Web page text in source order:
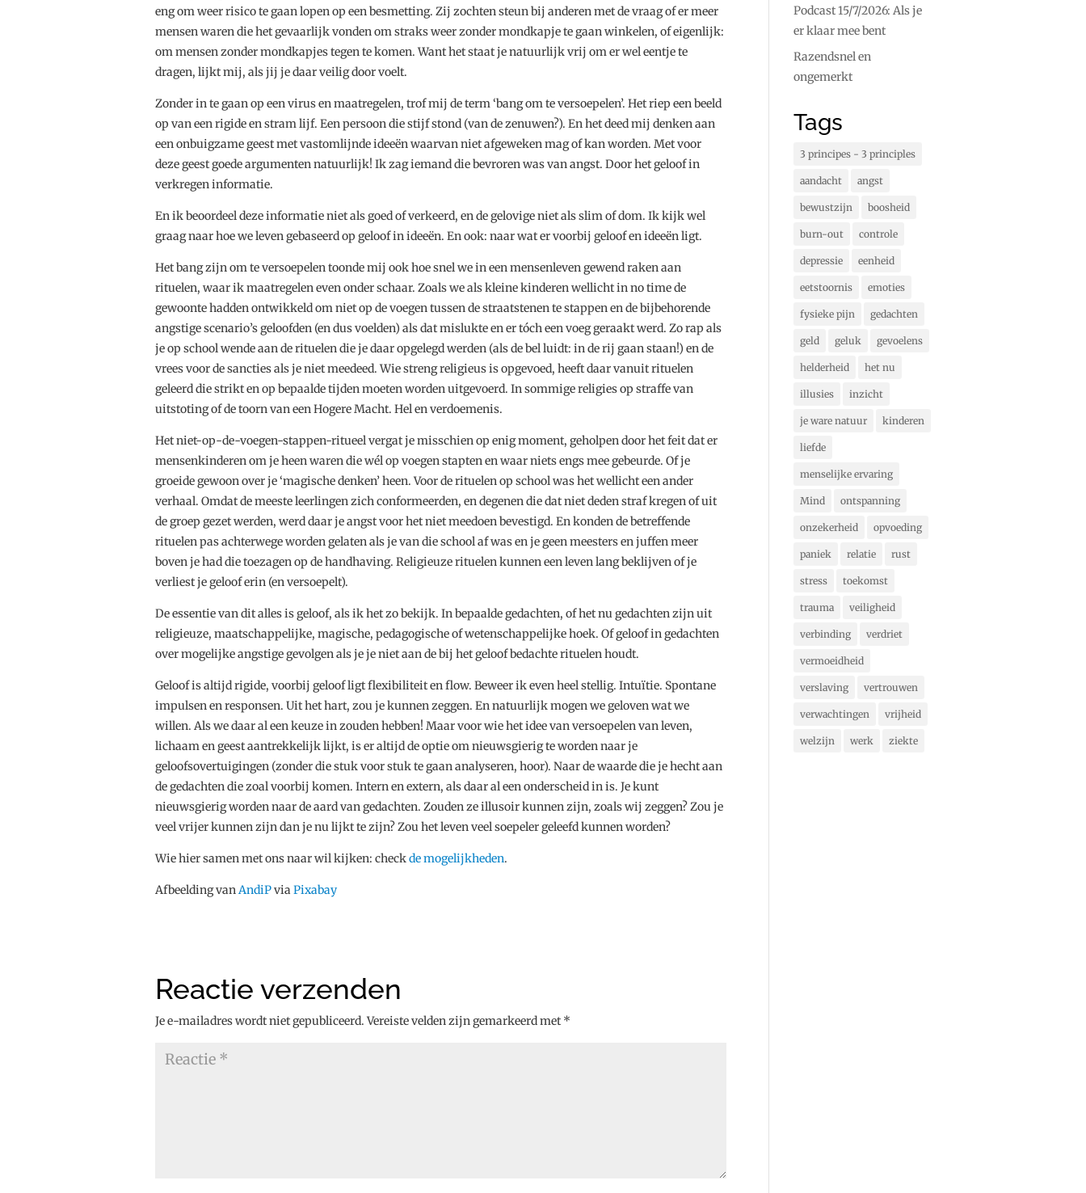
eng om weer risico te gaan lopen op een besmetting. Zij zochten steun bij anderen met de vraag of er meer
mensen waren die het gevaarlijk vonden om straks weer zonder mondkapje te gaan winkelen, of eigenlijk:
om mensen zonder mondkapjes tegen te komen. Want het staat je natuurlijk vrij om er wel eentje te
dragen, lijkt mij, als jij je daar veilig door voelt.
Zonder in te gaan op een virus en maatregelen, trof mij de term ‘bang om te versoepelen’. Het riep een beeld
op van een rigide en stram lijf. Een persoon die stijf stond (van de zenuwen?). En het deed mij denken aan
een onbuigzame geest met vastomlijnde ideeën waarvan niet afgeweken mag of kan worden. Met voor
deze geest goede argumenten natuurlijk! Ik zag iemand die bevroren was van angst. Door het geloof in
verkregen informatie.
En ik beoordeel deze informatie niet als goed of verkeerd, en de gelovige niet als slim of dom. Ik kijk wel
graag naar hoe we leven gebaseerd op geloof in ideeën. En ook: naar wat er voorbij geloof en ideeën ligt.
Het bang zijn om te versoepelen toonde mij ook hoe snel we in een mensenleven gewend raken aan
rituelen, waar ik maatregelen even onder schaar. Zoals we als kleine kinderen wellicht in no time de
gewoonte hadden ontwikkeld om niet op de voegen tussen de straatstenen te stappen en de bijbehorende
angstige scenario’s geloofden (en dus voelden) als dat mislukte en er tóch een voeg geraakt werd. Zo rap als
je op school wende aan de rituelen die je daar opgelegd werden (als de bel luidt: in de rij gaan staan!) en de
vrees voor de sancties als je niet meedeed. Wie streng religieus is opgevoed, heeft daar vanuit rituelen
geleerd die strikt en op bepaalde tijden moeten worden uitgevoerd. In sommige religies op straffe van
uitstoting of de toorn van een Hogere Macht. Hel en verdoemenis.
Het niet-op-de-voegen-stappen-ritueel vergat je misschien op enig moment, geholpen door het feit dat er
mensenkinderen om je heen waren die wél op voegen stapten en waar niets engs mee gebeurde. Of je
groeide gewoon over je ‘magische denken’ heen. Voor de rituelen op school was het wellicht een ander
verhaal. Omdat de meeste leerlingen zich conformeerden, en degenen die dat niet deden straf kregen of uit
de groep gezet werden, werd daar je angst voor het niet meedoen bevestigd. En konden de betreffende
rituelen pas achterwege worden gelaten als je van die school af was en je geen meesters en juffen meer
boven je had die toezagen op de handhaving. Religieuze rituelen kunnen een leven lang beklijven of je
verliest je geloof erin (en versoepelt).
De essentie van dit alles is geloof, als ik het zo bekijk. In bepaalde gedachten, of het nu gedachten zijn uit
religieuze, maatschappelijke, magische, pedagogische of wetenschappelijke hoek. Of geloof in gedachten
over mogelijke angstige gevolgen als je je niet aan de bij het geloof bedachte rituelen houdt.
Geloof is altijd rigide, voorbij geloof ligt flexibiliteit en flow. Beweer ik even heel stellig. Intuïtie. Spontane
impulsen en responsen. Uit het hart, zou je kunnen zeggen. En natuurlijk mogen we geloven wat we
willen. Als we daar al een keuze in zouden hebben! Maar voor wie het idee van versoepelen van leven,
lichaam en geest aantrekkelijk lijkt, is er altijd de optie om nieuwsgierig te worden naar je
geloofsovertuigingen (zonder die stuk voor stuk te gaan analyseren, hoor). Naar de waarde die je hecht aan
de gedachten die zoal voorbij komen. Intern en extern, als daar al een onderscheid in is. Je kunt
nieuwsgierig worden naar de aard van gedachten. Zouden ze illusoir kunnen zijn, zoals wij zeggen? Zou je
veel vrijer kunnen zijn dan je nu lijkt te zijn? Zou het leven veel soepeler geleefd kunnen worden?
Wie hier samen met ons naar wil kijken: checkde mogelijkheden.
Afbeelding vanAndiPviaPixabay
Reactie verzenden
Je e-mailadres wordt niet gepubliceerd. Vereiste velden zijn gemarkeerd met *
Podcast 15/7/2026: Als je
er klaar mee bent
Razendsnel en
ongemerkt
Tags
3 principes - 3 principles
aandacht angst
bewustzijn boosheid
burn-out controle
depressie eenheid
eetstoornis emoties
fysieke pijn gedachten
geld geluk gevoelens
helderheid het nu
illusies inzicht
je ware natuur kinderen
liefde
menselijke ervaring
Mind ontspanning
onzekerheid opvoeding
paniek relatie rust
stress toekomst
trauma veiligheid
verbinding verdriet
vermoeidheid
verslaving vertrouwen
verwachtingen vrijheid
welzijn werk ziekte